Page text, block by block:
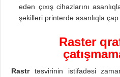
edən çıxış cihazlarını
şəkilləri printerdə asanlıqla çap
Raster
Rastrtəsvirinin istifadəsi